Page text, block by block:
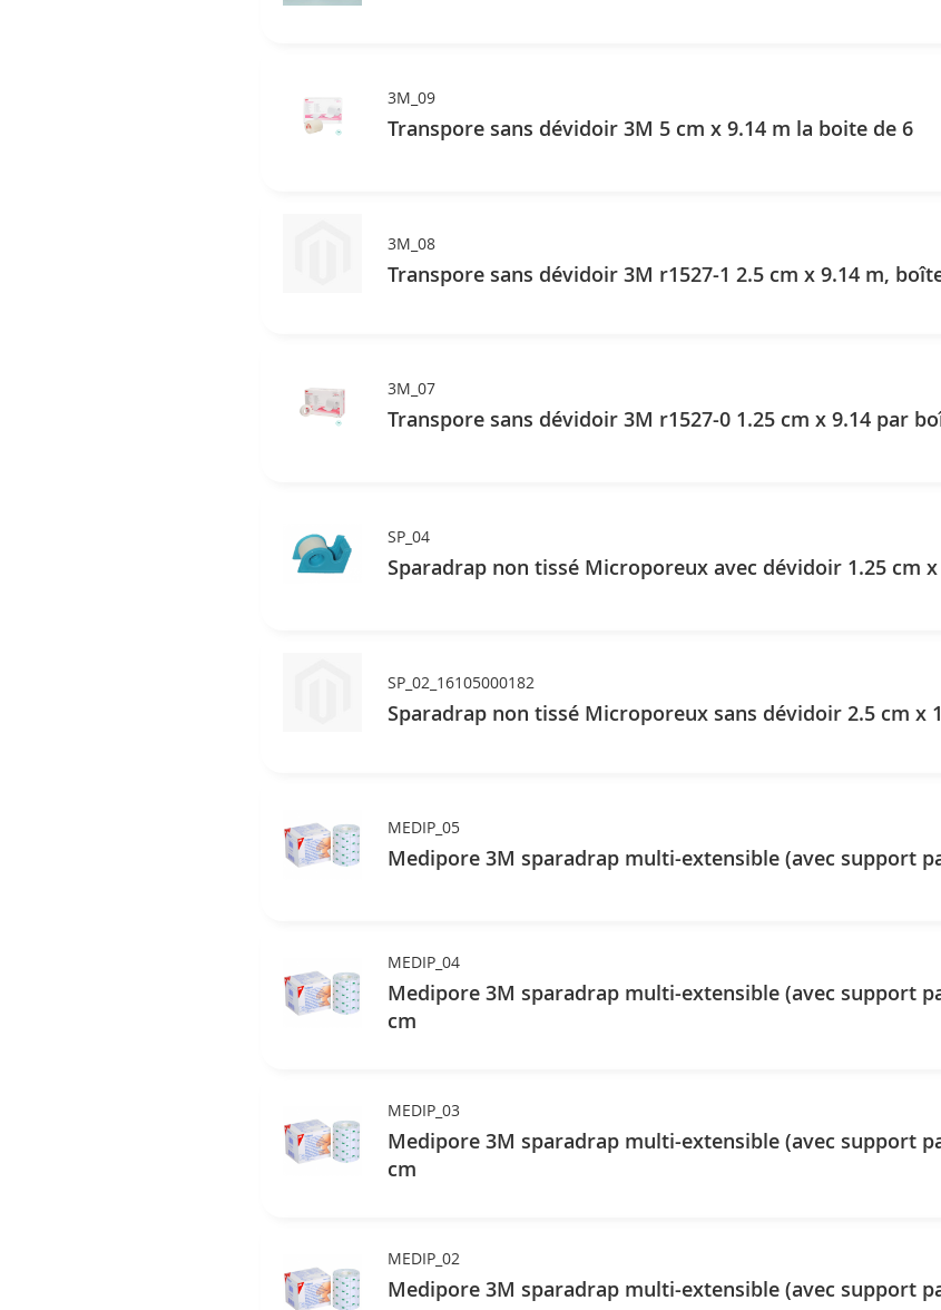
3M_09
Transpore sans dévidoir 3M 5 cm x 9.14 m la boite de 6
3M_08
Transpore sans dévidoir 3M r1527-1 2.5 cm x 9.14 m,
3M_07
Transpore sans dévidoir 3M r1527-0 1.25 cm x 9.14 par
SP_04
Sparadrap non tissé Microporeux avec dévidoir 1.25 cm x
SP_02_16105000182
Sparadrap non tissé Microporeux sans dévidoir 2.5 cm x
MEDIP_05
Medipore 3M sparadrap multi-extensible (avec support
MEDIP_04
Medipore 3M sparadrap multi-extensible (avec support
cm
MEDIP_03
Medipore 3M sparadrap multi-extensible (avec support
cm
MEDIP_02
Medipore 3M sparadrap multi-extensible (avec support papier) de